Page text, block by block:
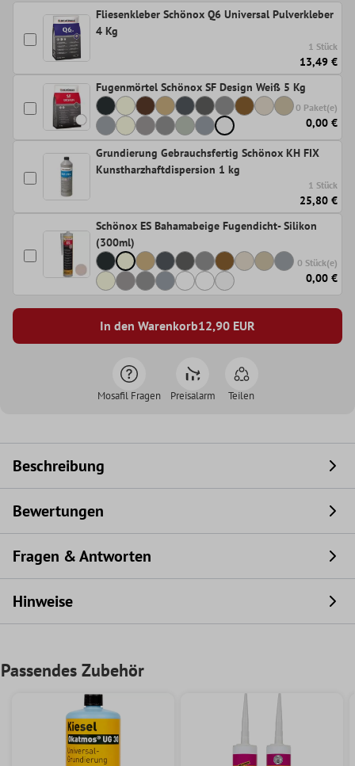
Fliesenkleber Schönox Q6 Universal Pulverkleber
4 Kg
1 Stück
13,49 €
Fugenmörtel Schönox SF Design Weiß 5 Kg
0 Paket(e)
0,00 €
Grundierung Gebrauchsfertig Schönox KH FIX
Kunstharzhaftdispersion 1 kg
1 Stück
25,80 €
Schönox ES Bahamabeige Fugendicht- Silikon
(300ml)
0 Stück(e)
0,00 €
In den Warenkorb12,90 EUR
Mosafil Fragen Preisalarm Teilen
Beschreibung
Bewertungen
Fragen & Antworten
Hinweise
Passendes Zubehör